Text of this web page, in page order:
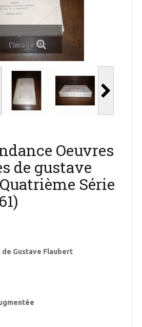
l'image
Oeuvres
de gustave
Série
Gustave Flaubert